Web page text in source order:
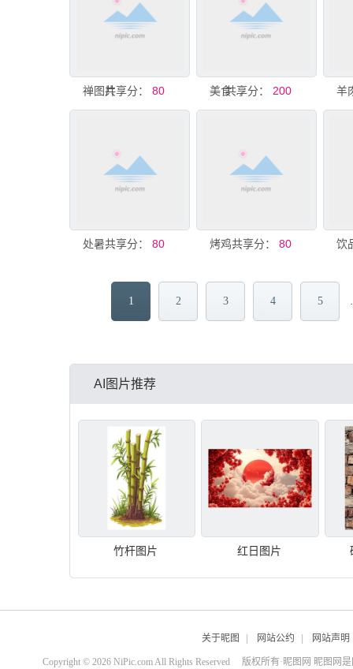
禅图片共享分： 80 美食图片
共享分： 200
处暑海报图片
共享分： 80 烤鸡烧鸡美食图片
共享分： 80
1 2 3 4 5
AI图片推荐
竹杆图片 红日图片
关于昵图 | 网站公约 | 网站声明
Copyright © 2026 NiPic.com All Rights Reserved 版权所有·昵图网 昵图网